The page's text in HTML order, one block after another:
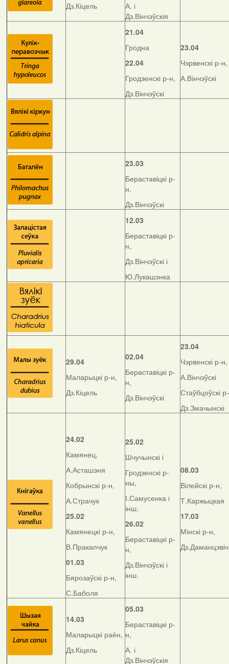
Дз.Кіцель
А. і
Дз.Вінчэўскія
21.04
Гродна
22.04
Гродзенскі р-н,
Дз.Вінчэўскі
23.04
Чэрвенскі р-н,
А.Вінчэўскі
23.03
Бераставіцкі р-
н,
Дз.Вінчэўскі
12.03
Бераставіцкі р-
н,
Дз.Вінчэўскі і
Ю.Лукашэнка
29.04
Маларыцкі р-н,
Дз.Кіцель
02.04
Бераставіцкі р-
н,
Дз.Вінчэўскі
23.04
Чэрвенскі р-н,
А.Вінчэўскі
Стаўбцоўскі
Дз.Змачынскі
24.02
Камянец,
А.Асташэня
Кобрынскі р-н,
А.Страчук
25.02
Камянецкі р-н,
В.Пракапчук
01.03
Бярозаўскі р-н,
С.Баболя
25.02
Шчучынскі і
Гродзенскі р-
ны,
І.Самусенка і
інш.
26.02
Бераставіцкі р-
н,
Дз.Вінчэўскі і
інш.
08.03
Вілейскі р-н,
Т.Каржыцкая
17.03
Мінскі р-н,
Дз.Даманцэвіч
14.03
Маларыцкі раён,
Дз.Кіцель
05.03
Бераставіцкі р-
н,
А. і
Дз.Вінчэўскія